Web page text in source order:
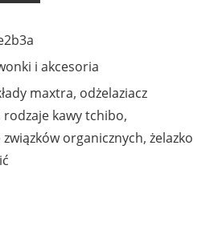
i akcesoria
maxtra, odżelaziacz
rodzaje kawy tchibo,
organicznych, żelazko